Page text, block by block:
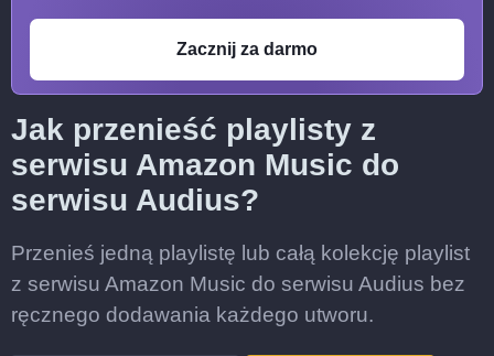
Zacznij za darmo
Jak przenieść playlisty z
serwisu Amazon Music do
serwisu Audius?
Przenieś jedną playlistę lub całą kolekcję playlist
z serwisu Amazon Music do serwisu Audius bez
ręcznego dodawania każdego utworu.